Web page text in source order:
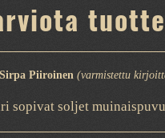
Sirpa Piiroinen (varmistettu
sopivat soljet